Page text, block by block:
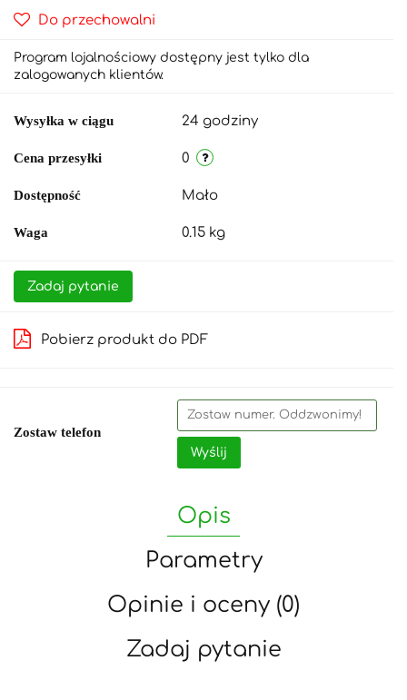
Do przechowalni
Program lojalnościowy dostępny jest tylko dla
zalogowanych klientów.
Wysyłka w ciągu 24 godziny
Cena przesyłki 0
Dostępność Mało
Waga 0.15 kg
Zadaj pytanie
Pobierz produkt do PDF
Zostaw telefon
Wyślij
Opis
Parametry
Opinie i oceny (0)
Zadaj pytanie